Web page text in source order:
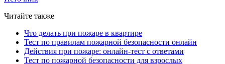
Читайте также
Что делать при пожаре в квартире
Тест по правилам пожарной безопасности онлайн
Действия при пожаре: онлайн-тест с ответами
Тест по пожарной безопасности для взрослых